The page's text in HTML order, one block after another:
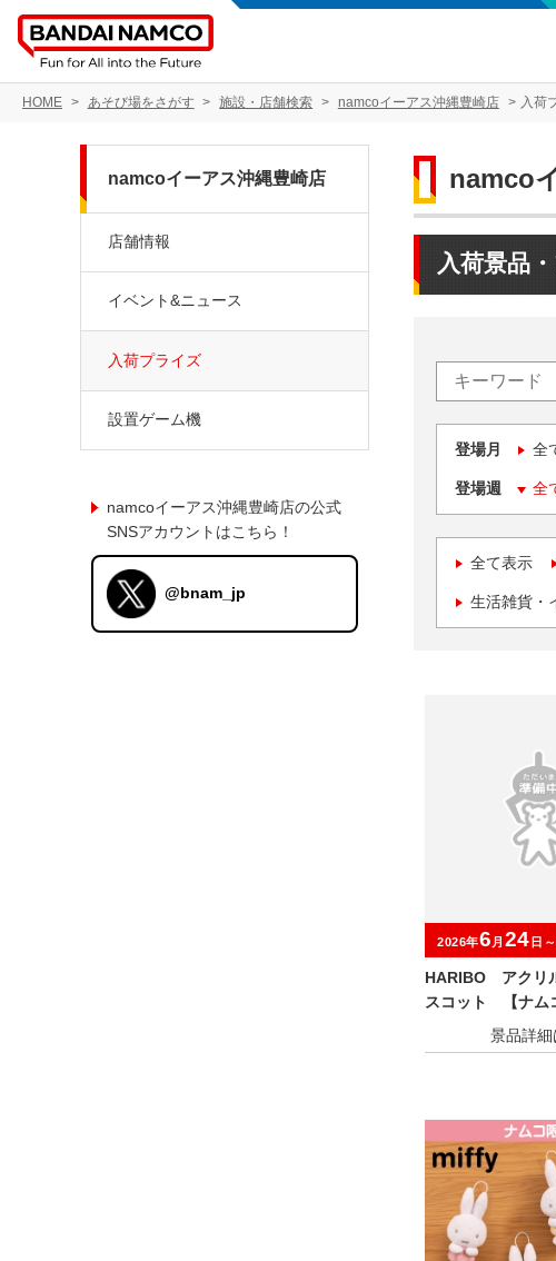
HOME あそび場をさがす 施設・店舗検索 namcoイーアス沖縄豊崎店 入荷
namco
入荷景品
登場月 全
登場週 全
全て表示
生活雑貨・
HARIBO アクリ
スコット 【ナム
2026年6 月 24 日
namcoイーアス沖縄豊崎店
店舗情報
イベント&ニュース
入荷プライズ
設置ゲーム機
namcoイーアス沖縄豊崎店の公式
SNSアカウントはこちら！
@bnam_jp